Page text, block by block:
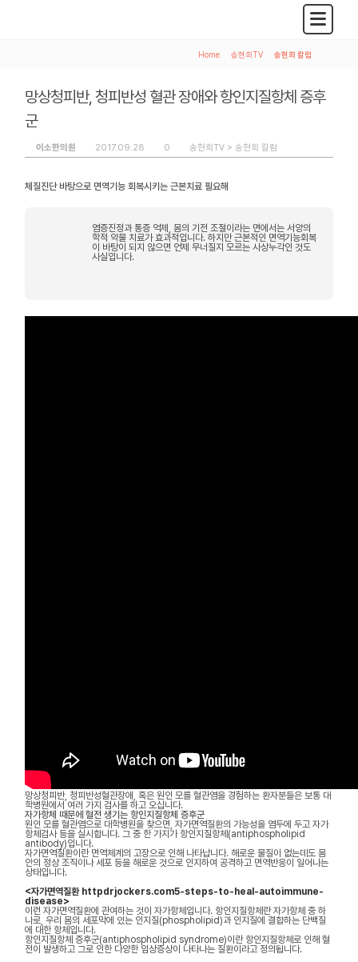
Home 송현희TV 송현희 칼럼
망상청피반, 청피반성 혈관 장애와 항인지질항체 증후
군
이소한의원 2017.09.28 0 송현희TV >송현희 칼럼
체질진단 바탕으로 면역기능 회복시키는 근본치료 필요해
염증진정과 통증 억제, 몸의 기전 조절이라는 면에서는 서양의
학적 약물 치료가 효과적입니다. 하지만 근본적인 면역기능회복
이 바탕이 되지 않으면 언제 무너질지 모르는 사상누각인 것도
사실입니다.
망상청피반, 청피반성혈관장애, 혹은 원인 모를 혈관염을 경험하는 환자분들은 보통 대
학병원에서 여러 가지 검사를 하고 오십니다.
자가항체 때문에 혈전 생기는 항인지질항체 증후군
원인 모를 혈관염으로 대학병원을 찾으면, 자가면역질환의 가능성을 염두에 두고 자가
항체검사 등을 실시합니다. 그 중 한 가지가 항인지질항체(antiphospholipid
antibody)입니다.
자가면역질환이란 면역체계의 고장으로 인해 나타납니다. 해로운 물질이 없는데도 몸
안의 정상 조직이나 세포 등을 해로운 것으로 인지하여 공격하고 면역반응이 일어나는
상태입니다.
<자가면역질환 httpdrjockers.com5-steps-to-heal-autoimmune-
disease>
이런 자가면역질환에 관여하는 것이 자가항체입니다. 항인지질항체란 자가항체 중 하
나로, 우리 몸의 세포막에 있는 인지질(phospholipid)과 인지질에 결합하는 단백질
에 대한 항체입니다.
항인지질항체 증후군(antiphospholipid syndrome)이란 항인지질항체로 인해 혈
전이 발생하고 그로 인한 다양한 임상증상이 나타나는 질환이라고 정의됩니다.